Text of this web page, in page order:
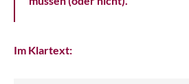
Im Klartext: